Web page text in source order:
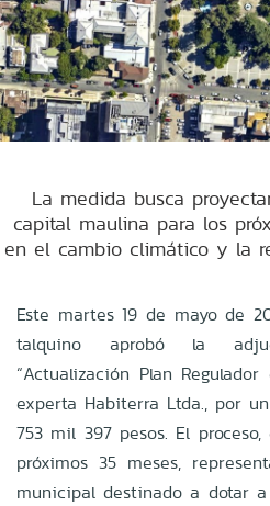
La medida busca
capital maulina para los
en el cambio climático y la
Este martes 19 de mayo de
talquino aprobó la
“Actualización Plan
experta Habiterra Ltda., por
753 mil 397 pesos. El
próximos 35 meses,
municipal destinado a dotar